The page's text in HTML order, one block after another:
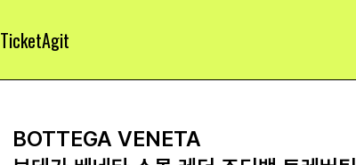
TicketAgit
BOTTEGA VENETA